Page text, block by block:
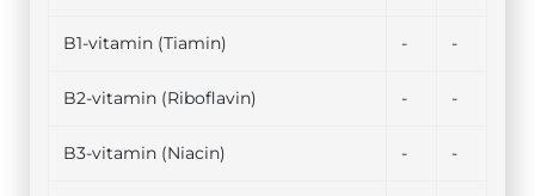
B1-vitamin (Tiamin) - -
B2-vitamin (Riboflavin) - -
B3-vitamin (Niacin) - -